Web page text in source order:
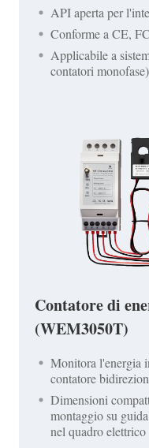
API aperta per
Conforme a CE,
Applicabile a
contatori
Contatore di
(WEM3050T)
Monitora l'energia
contatore
Dimensioni
montaggio su
nel quadro elettrico